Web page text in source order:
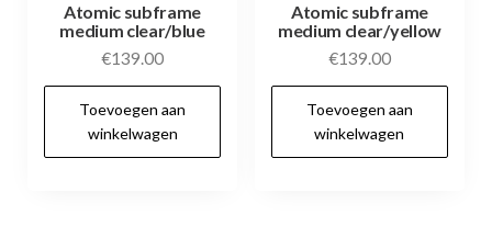
Atomic subframe
medium clear/blue
€139.00
Toevoegen aan
winkelwagen
Atomic subframe
medium clear/yellow
€139.00
Toevoegen aan
winkelwagen